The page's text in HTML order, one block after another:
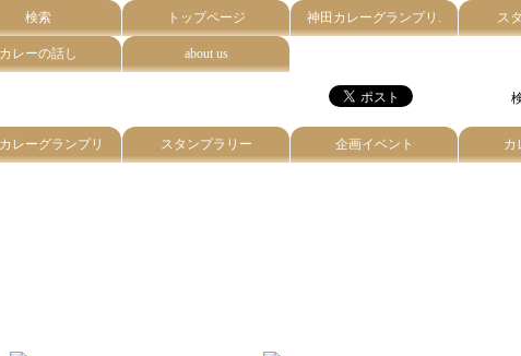
検索 トップページ 神田カレーグランプリ. ス
カレーの話し about us
レーグランプリ スタンプラリー 企画イベント カ